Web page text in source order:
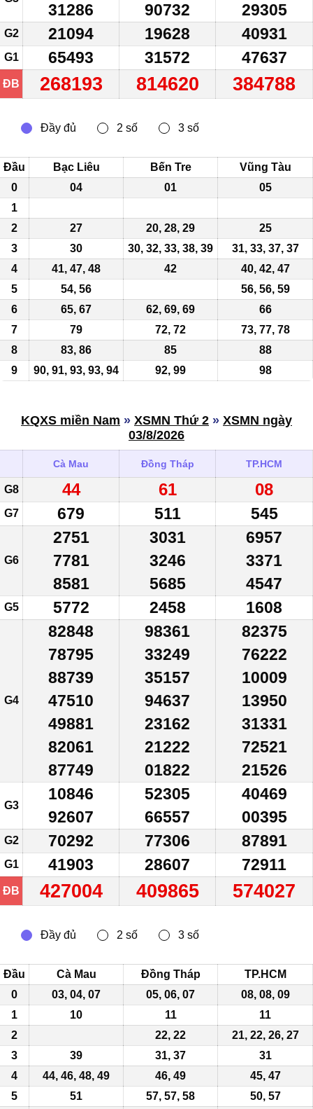
31286
90732
29305
G2 21094 19628 40931
G1 65493 31572 47637
ĐB 268193 814620 384788
Đầu Bạc Liêu Bến Tre
Vũng Tàu
0
04 01
05
1
2
27 20, 28, 29
25
3
30 30, 32, 33, 38, 39
31, 33, 37, 37
4
41, 47, 48 42
40, 42, 47
5
54, 56
56, 56, 59
6
65, 67 62, 69, 69
66
7
79 72, 72
73, 77, 78
8
83, 86 85
88
9
90, 91, 93, 93, 94 92, 99 98
KQXS miền Nam » XSMN Thứ 2 » XSMN ngày
03/8/2026
Cà Mau Đồng Tháp TP.HCM
G8 44 61 08
G7 679 511 545
G6
2751
7781
8581
3031
3246
5685
6957
3371
4547
G5 5772 2458 1608
G4
82848
78795
88739
47510
49881
82061
87749
98361
33249
35157
94637
23162
21222
01822
82375
76222
10009
13950
31331
72521
21526
G3
10846
92607
52305
66557
40469
00395
G2 70292 77306 87891
G1 41903 28607 72911
ĐB 427004 409865 574027
Đầu Cà Mau Đồng Tháp
TP.HCM
0
03, 04, 07 05, 06, 07
08, 08, 09
1
10 11
11
2
22, 22 21, 22, 26, 27
3
39 31, 37
31
4
44, 46, 48, 49 46, 49
45, 47
5
51 57, 57, 58 50, 57